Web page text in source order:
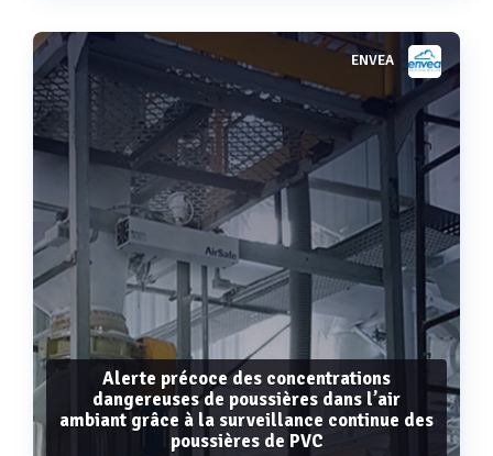
Voir plus ENVEA
Alerte précoce des concentrations
dangereuses de poussières dans l’air
ambiant grâce à la surveillance continue des
poussières de PVC